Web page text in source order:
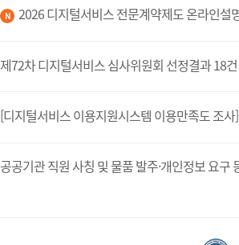
N 2026 디지털서비스 전문계약제도 온라인설
제72차 디지털서비스 심사위원회 선정결과 18건
[디지털서비스 이용지원시스템 이용만족도 조
공공기관 직원 사칭 및 물품 발주·개인정보 요구